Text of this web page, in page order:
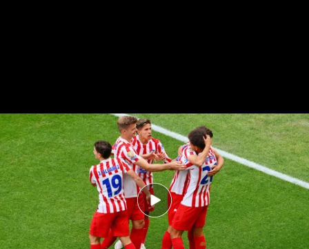
Seattle Sounders 1 - 3 Atlético de
Madrid: Pablo Barrios coge los
mandos del equipo
Seattle Sounders 1 - 3 Atlético de Madrid
Diego Páez de Roque
19 JUN 2025 - 22:01h.